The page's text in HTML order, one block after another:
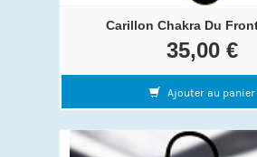
Carillon Chakra Du
35,00 €
Ajouter au panier